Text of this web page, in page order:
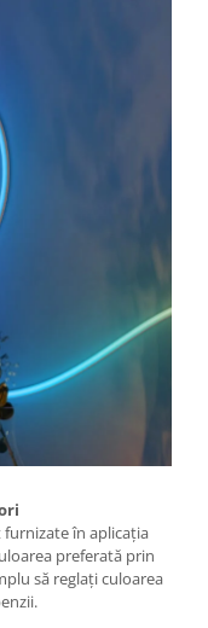
în aplicația
preferată prin
să reglați culoarea